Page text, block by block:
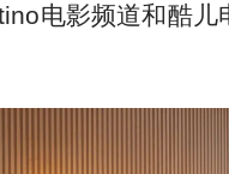
电影频道和酷儿